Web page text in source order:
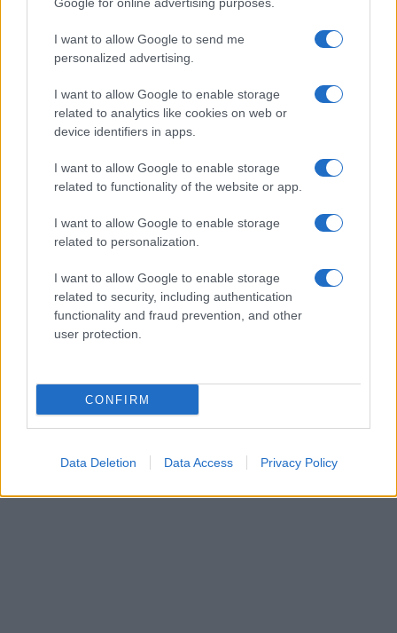
I want to allow Google to send me
personalized advertising.
I want to allow Google to enable storage
related to analytics like cookies on web or
device identifiers in apps.
I want to allow Google to enable storage
related to functionality of the website or app.
I want to allow Google to enable storage
related to personalization.
I want to allow Google to enable storage
related to security, including authentication
functionality and fraud prevention, and other
user protection.
CONFIRM
Data Deletion Data Access Privacy Policy